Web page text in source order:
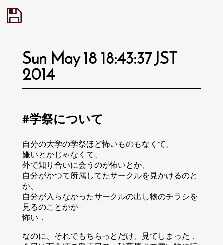
Sun May 18 18:43:37 JST
2014
学祭について
自分の大学の学祭ほど怖いものもなくて、
嫌いとかじゃなくて、
外で知り合いに会うのが怖いとか、
自分がかつて所属してたサークルを見かけるのと
か、
自分が入らなかったサークルの出し物のチラシを
見るのことかが
怖い．
なのに、それでもちらっとだけ、見てしまった．